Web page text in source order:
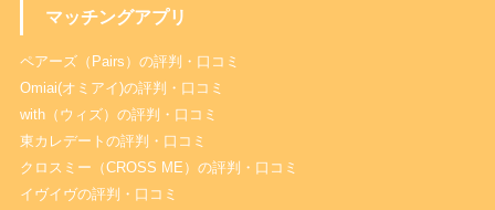
マッチングアプリ
ペアーズ（Pairs）の評判・口コミ
Omiai(オミアイ)の評判・口コミ
with（ウィズ）の評判・口コミ
東カレデートの評判・口コミ
クロスミー（CROSS ME）の評判・口コミ
イヴイヴの評判・口コミ